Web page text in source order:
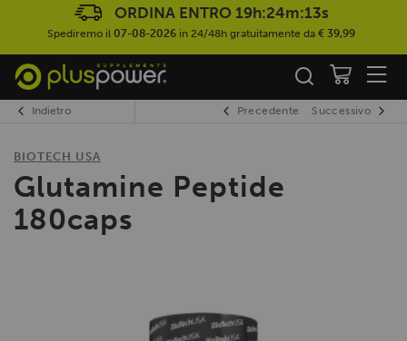
ORDINA ENTRO 19h:24m:12s
Spediremo il 07-08-2026 in 24/48h gratuitamente da € 39,99
Indietro Precedente Successivo
BIOTECH USA
Glutamine Peptide
180caps